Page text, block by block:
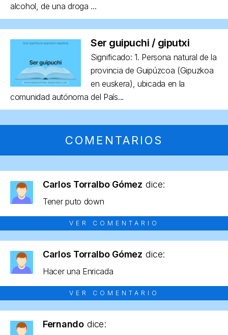
alcohol, de una droga ...
Ser guipuchi / giputxi
Significado: 1. Persona natural de la
provincia de Guipúzcoa (Gipuzkoa
en euskera), ubicada en la
comunidad autónoma del País...
COMENTARIOS
Carlos Torralbo Gómez dice:
Tener puto down
VER COMENTARIO
Carlos Torralbo Gómez dice:
Hacer una Enricada
VER COMENTARIO
Fernando dice: